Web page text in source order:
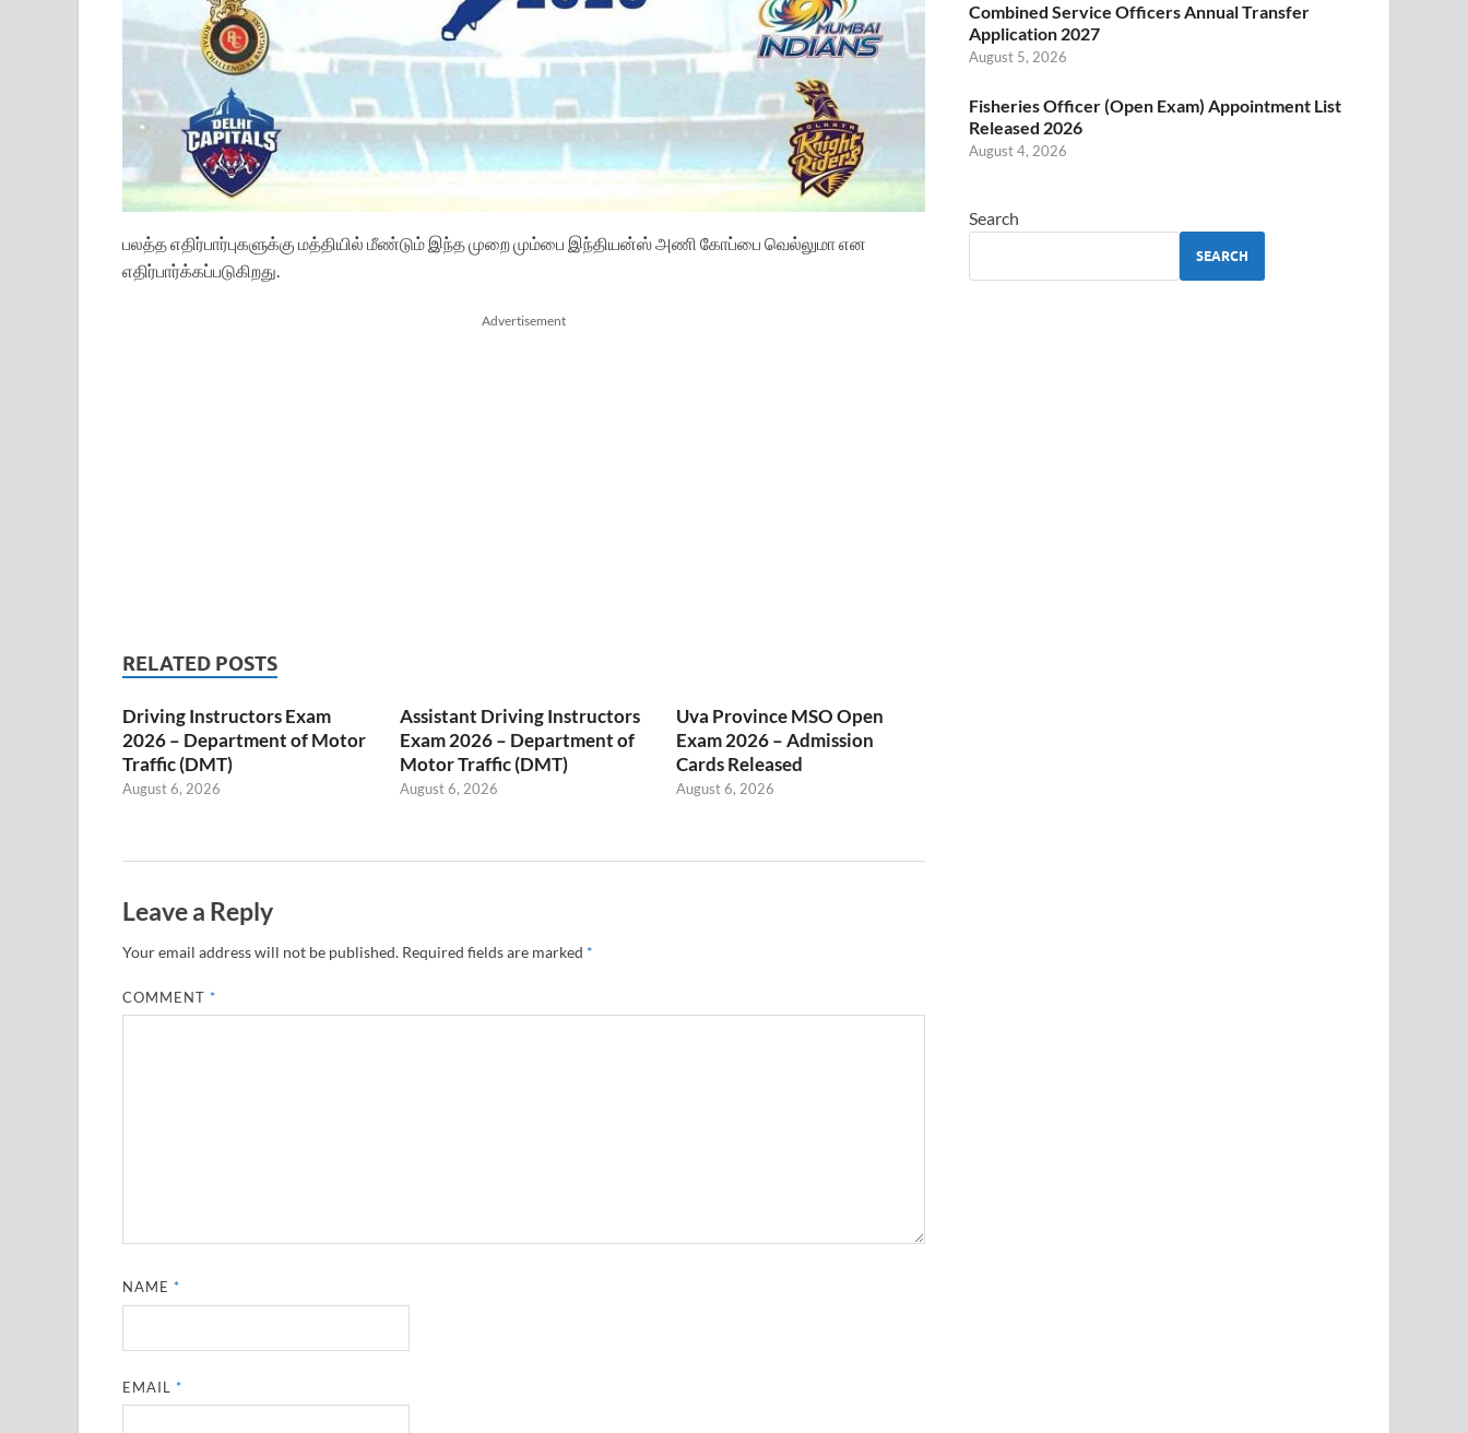
பலத்த எதிர்பார்புகளுக்கு மத்தியில் மீண்டும் இந்த முறை மும்பை இந்தியன்ஸ் அணி கோப்பை வெல்லுமா என
எதிர்பார்க்கப்படுகிறது.
Advertisement
RELATED POSTS
Driving Instructors Exam
2026 – Department of Motor
Traffic (DMT)
August 6, 2026
Assistant Driving Instructors
Exam 2026 – Department of
Motor Traffic (DMT)
August 6, 2026
Uva Province MSO Open
Exam 2026 – Admission
Cards Released
August 6, 2026
Leave a Reply
Your email address will not be published. Required fields are marked *
COMMENT*
NAME*
EMAIL*
Combined Service Officers Annual Transfer
Application 2027
August 5, 2026
Fisheries Officer (Open Exam) Appointment List
Released 2026
August 4, 2026
Search
SEARCH